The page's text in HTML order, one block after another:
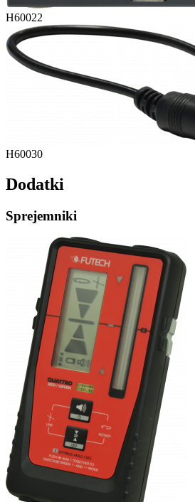
H60022
H60030
Dodatki
Sprejemniki